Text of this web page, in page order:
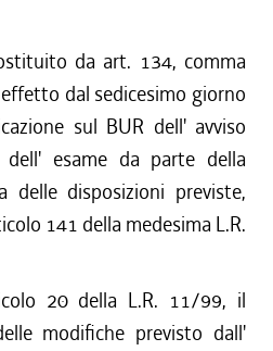
da art. 134, comma
dal sedicesimo giorno
sul BUR dell' avviso
esame da parte della
delle disposizioni previste,
141 della medesima L.R.
20 della L.R. 11/99, il
modifiche previsto dall'